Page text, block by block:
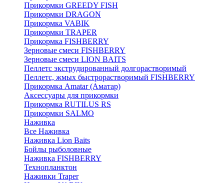
Прикормки GREEDY FISH
Прикормки DRAGON
Прикормка VABIK
Прикормки TRAPER
Прикормка FISHBERRY
Зерновые смеси FISHBERRY
Зерновые смеси LION BAITS
Пеллетс экструдированный долгорастворимый
Пеллетс, жмых быстрорастворимый FISHBERRY
Прикормка Amatar (Аматар)
Аксессуары для прикормки
Прикормка RUTILUS RS
Прикормки SALMO
Наживка
Все Наживка
Наживка Lion Baits
Бойлы рыболовные
Наживка FISHBERRY
Технопланктон
Наживки Traper